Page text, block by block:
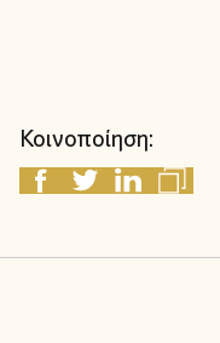
Κοινοποίηση: